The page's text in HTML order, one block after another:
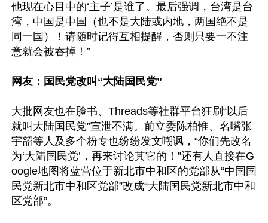
他现在心目中的‘主子’是谁了。最后强调，台湾是台
湾，中国是中国（也不是大陆或内地，两国绝不是
同一国）！请随时记得互相提醒，否则只要一不注
意就会被吞掉！”
网友：国民党改叫“大陆国民党”
大批网友也在脸书、Threads等社群平台狂刷“以后
就叫大陆国民党”宣泄不满。前立委陈柏惟、名嘴张
宇韶等人及多个粉专也纷纷发文嘲讽，“你们先改名
为‘大陆国民党’，再来讨论其它的！”还有人直接在G
oogle地图将蓝营位于新北市中和区的党部从“中国国
民党新北市中和区党部”改成“大陆国民党新北市中和
区党部”。